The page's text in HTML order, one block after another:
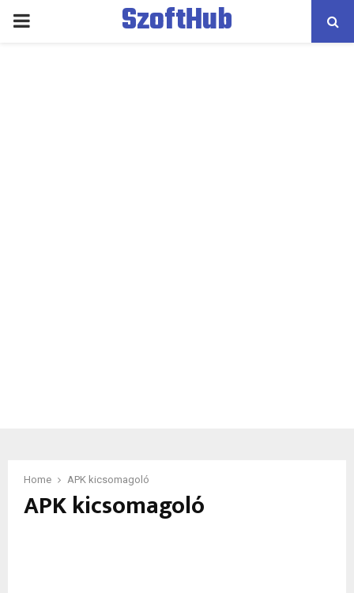
PRIMARY
SzoftHub
Home APK kicsomagoló
APK kicsomagoló